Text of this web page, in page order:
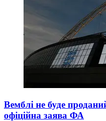
Вемблі не буде
офіційна заява ФА